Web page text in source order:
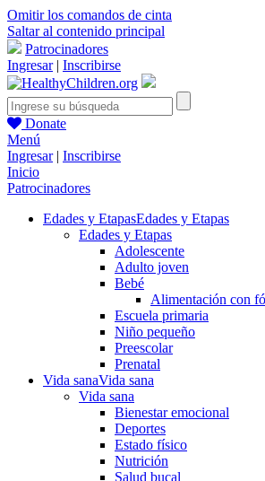
Omitir los comandos de cinta
Saltar al contenido principal
Patrocinadores
Ingresar| Inscribirse
Donate
Menú
Ingresar| Inscribirse
Inicio
Patrocinadores
Edades y EtapasEdades y Etapas
Edades y Etapas
Adolescente
Adulto joven
Bebé
Alimentación con
Escuela primaria
Niño pequeño
Preescolar
Prenatal
Vida sanaVida sana
Vida sana
Bienestar emocional
Deportes
Estado físico
Nutrición
Salud bucal